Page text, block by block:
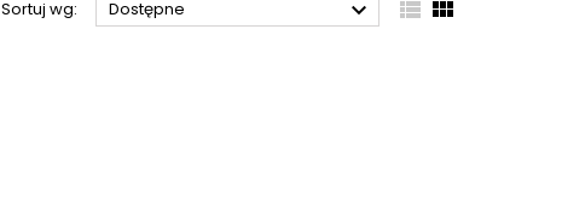
Sortuj wg: Dostępne   